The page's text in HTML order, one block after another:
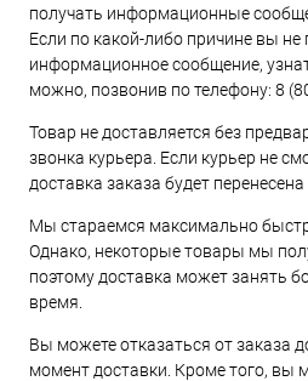
получать информационные
Если по какой-либо причине вы не
информационное сообщение,
можно, позвонив по телефону: 8
Товар не доставляется без
звонка курьера. Если курьер не
доставка заказа будет
Мы стараемся максимально
Однако, некоторые товары мы
поэтому доставка может занять
время.
Вы можете отказаться от заказа
момент доставки. Кроме того, вы